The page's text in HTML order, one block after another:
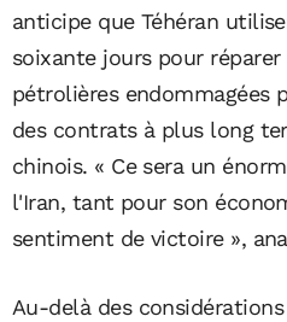
anticipe que Téhéran
soixante jours pour
pétrolières endommagées
des contrats à plus long
chinois. « Ce sera un
l'Iran, tant pour son
sentiment de victoire »,
Au-delà des